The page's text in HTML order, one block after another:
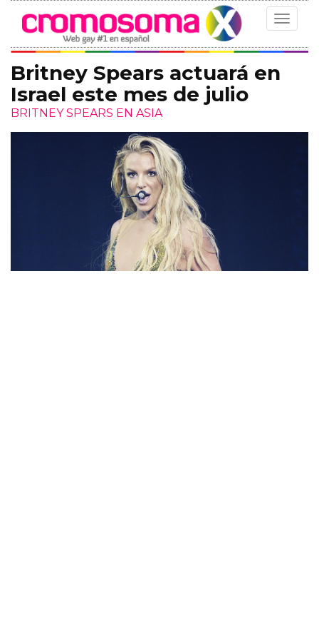
Toggle
Britney Spears actuará en
Israel este mes de julio
BRITNEY SPEARS EN ASIA